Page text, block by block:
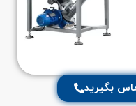
بگیرید